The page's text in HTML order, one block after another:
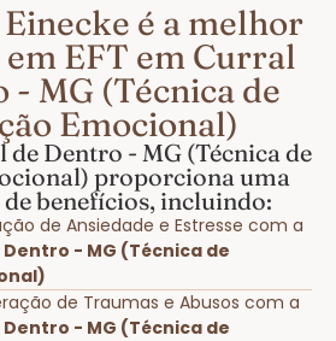
é a melhor
EFT em Curral
- MG (Técnica de
Emocional)
de Dentro - MG (Técnica de
proporciona uma
benefícios, incluindo:
de Ansiedade e Estresse com a
Dentro - MG (Técnica de
de Traumas e Abusos com a
Dentro - MG (Técnica de